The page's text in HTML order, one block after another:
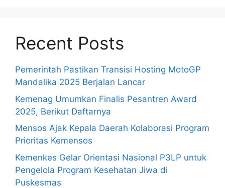
Recent Posts
Pemerintah Pastikan Transisi Hosting MotoGP
Mandalika 2025 Berjalan Lancar
Kemenag Umumkan Finalis Pesantren Award
2025, Berikut Daftarnya
Mensos Ajak Kepala Daerah Kolaborasi Program
Prioritas Kemensos
Kemenkes Gelar Orientasi Nasional P3LP untuk
Pengelola Program Kesehatan Jiwa di
Puskesmas